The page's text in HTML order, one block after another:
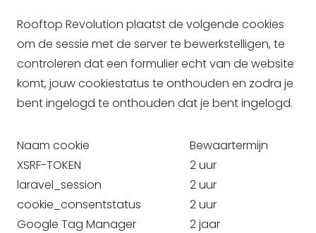
Rooftop Revolution plaatst de volgende cookies
om de sessie met de server te bewerkstelligen, te
controleren dat een formulier echt van de website
komt, jouw cookiestatus te onthouden en zodra je
bent ingelogd te onthouden dat je bent ingelogd.
Naam cookie
Bewaartermijn
XSRF-TOKEN
2 uur
laravel_session
2 uur
cookie_consentstatus
2 uur
Google Tag Manager
2 jaar